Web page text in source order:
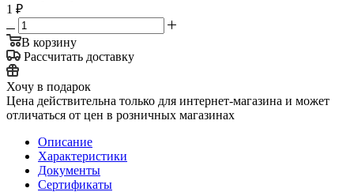
1 ₽
В корзину
Рассчитать доставку
Хочу в подарок
Цена действительна только для интернет-магазина и может
отличаться от цен в розничных магазинах
Описание
Характеристики
Документы
Сертификаты